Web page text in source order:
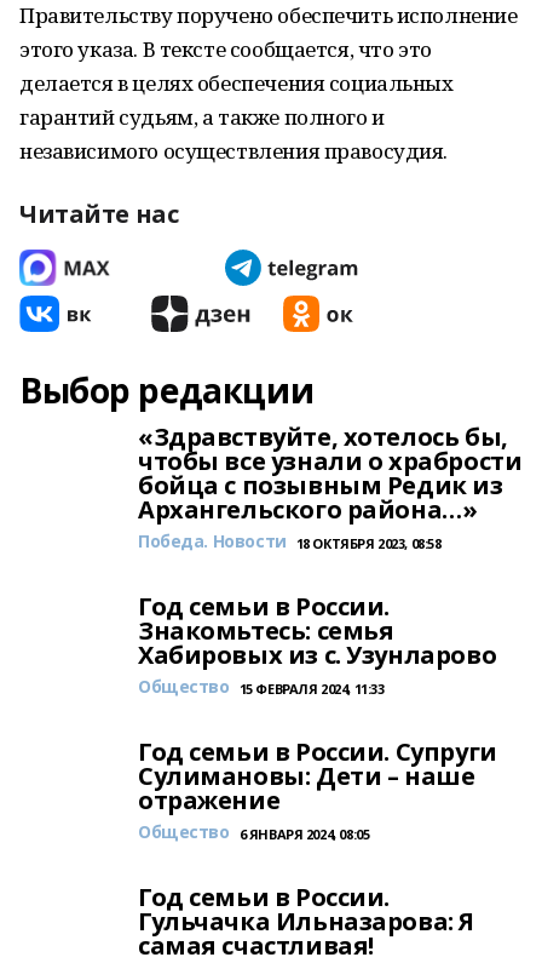
Правительству поручено обеспечить исполнение
этого указа. В тексте сообщается, что это
делается в целях обеспечения социальных
гарантий судьям, а также полного и
независимого осуществления правосудия.
Читайте нас
Выбор редакции
«Здравствуйте, хотелось бы,
чтобы все узнали о храбрости
бойца с позывным Редик из
Архангельского района…»
Победа. Новости 18 ОКТЯБРЯ 2023, 08:58
Год семьи в России.
Знакомьтесь: семья
Хабировых из с. Узунларово
Общество 15 ФЕВРАЛЯ 2024, 11:33
Год семьи в России. Супруги
Сулимановы: Дети – наше
отражение
Общество 6 ЯНВАРЯ 2024, 08:05
Год семьи в России.
Гульчачка Ильназарова: Я
самая счастливая!